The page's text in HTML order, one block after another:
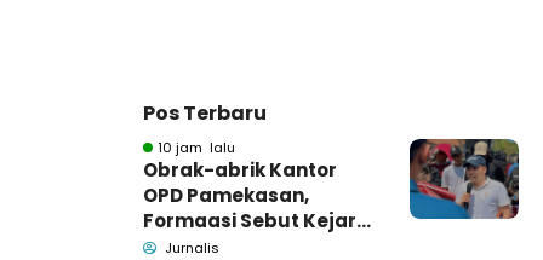
Pos Terbaru
10 jam lalu
Obrak-abrik Kantor
OPD Pamekasan,
Formaasi Sebut Kejari
Pamekasan
Jurnalis